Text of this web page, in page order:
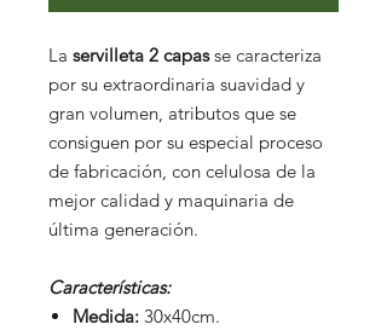
La servilleta 2 capasse caracteriza
por su extraordinaria suavidad y
gran volumen, atributos que se
consiguen por su especial proceso
de fabricación, con celulosa de la
mejor calidad y maquinaria de
última generación.
Características:
Medida: 30x40cm.